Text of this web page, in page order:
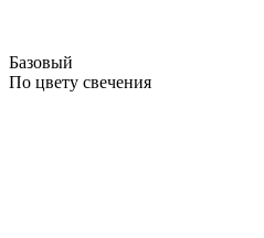
Базовый
По цвету свечения